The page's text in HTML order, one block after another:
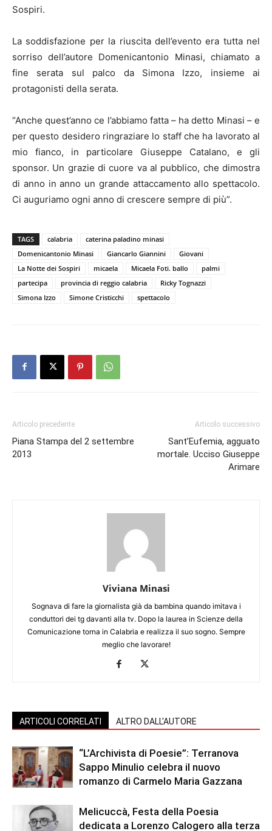
Sospiri.
La soddisfazione per la riuscita dell’evento era tutta nel
sorriso dell’autore Domenicantonio Minasi, chiamato a
fine serata sul palco da Simona Izzo, insieme ai
protagonisti della serata.
“Anche quest’anno ce l’abbiamo fatta – ha detto Minasi – e
per questo desidero ringraziare lo staff che ha lavorato al
mio fianco, in particolare Giuseppe Catalano, e gli
sponsor. Un grazie di cuore va al pubblico, che dimostra
di anno in anno un grande attaccamento allo spettacolo.
Ci auguriamo ogni anno di crescere sempre di più”.
TAGS calabria
caterina paladino minasi
Domenicantonio Minasi
Giancarlo Giannini
Giovani
La Notte dei Sospiri
micaela Micaela Foti. ballo
palmi
partecipa
provincia di reggio calabria
Ricky Tognazzi
Simona Izzo
Simone Cristicchi spettacolo
Articolo precedente
Piana Stampa del 2 settembre
2013
Articolo successivo
Sant’Eufemia, agguato
mortale. Ucciso Giuseppe
Arimare
Viviana Minasi
Sognava di fare la giornalista già da bambina quando imitava i
conduttori dei tg davanti alla tv. Dopo la laurea in Scienze della
Comunicazione torna in Calabria e realizza il suo sogno. Sempre
meglio che lavorare!
ARTICOLI CORRELATI ALTRO DALL'AUTORE
“L’Archivista di Poesie”: Terranova
Sappo Minulio celebra il nuovo
romanzo di Carmelo Maria Gazzana
Melicuccà, Festa della Poesia
dedicata a Lorenzo Calogero alla terza